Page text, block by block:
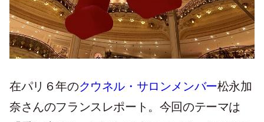
在パリ６年のクウネル・サロンメンバー松永加
奈さんのフランスレポート。今回のテーマは